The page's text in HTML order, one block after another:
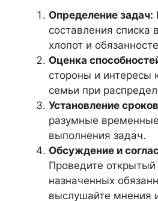
Определение задач:
составления списка
хлопот и
Оценка
стороны и интересы
семьи при
Установление
разумные
выполнения задач.
Обсуждение и
Проведите открытый
назначенных
выслушайте мнения